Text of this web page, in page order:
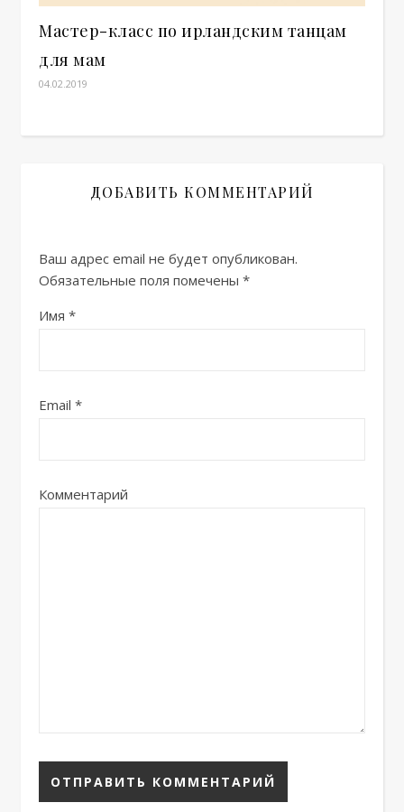
Мастер-класс по ирландским танцам
для мам
04.02.2019
ДОБАВИТЬ КОММЕНТАРИЙ
Ваш адрес email не будет опубликован.
Обязательные поля помечены *
Имя *
Email *
Комментарий